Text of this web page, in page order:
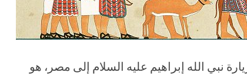
نبي الله إبراهيم عليه السلام إلى مصر، هو